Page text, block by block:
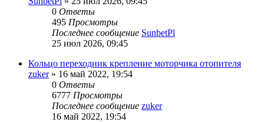
0 Ответы
495 Просмотры
Последнее сообщение SunbetPl
25 июл 2026, 09:45
Кольцо переходник крепление моторчика отопителя
zuker» 16 май 2022, 19:54
0 Ответы
6777 Просмотры
Последнее сообщение zuker
16 май 2022, 19:54